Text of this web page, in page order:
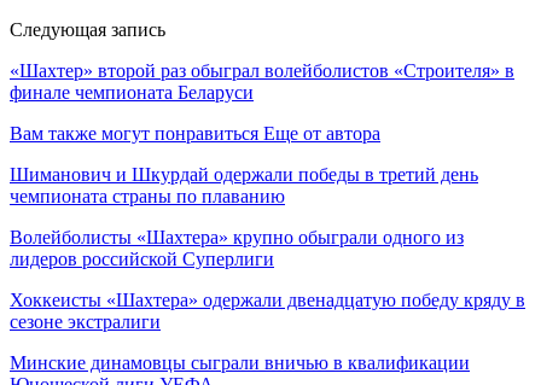
Следующая запись
«Шахтер» второй раз обыграл волейболистов «Строителя» в
финале чемпионата Беларуси
Вам также могут понравиться Еще от автора
Шиманович и Шкурдай одержали победы в третий день
чемпионата страны по плаванию
Волейболисты «Шахтера» крупно обыграли одного из
лидеров российской Суперлиги
Хоккеисты «Шахтера» одержали двенадцатую победу кряду в
сезоне экстралиги
Минские динамовцы сыграли вничью в квалификации